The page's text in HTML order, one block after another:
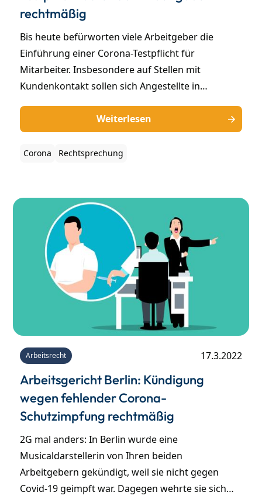
rechtmäßig
Bis heute befürworten viele Arbeitgeber die
Einführung einer Corona-Testpflicht für
Mitarbeiter. Insbesondere auf Stellen mit
Kundenkontakt sollen sich Angestellte in
lassen, um ungewollte Infektionen zu vermeiden.
Diese Anordnungen durch den Arbeitgeber
waren lange Zeit umstritten. Nun sprach das
Weiterlesen
Corona Rechtsprechung
Arbeitsrecht 17.3.2022
Arbeitsgericht Berlin: Kündigung
wegen fehlender Corona-
Schutzimpfung rechtmäßig
2G mal anders: In Berlin wurde eine
Musicaldarstellerin von Ihren beiden
Arbeitgebern gekündigt, weil sie nicht gegen
Covid-19 geimpft war. Dagegen wehrte sie sich